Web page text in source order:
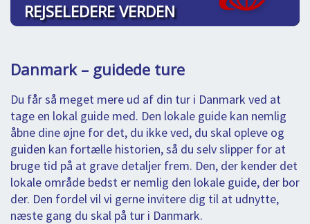
REJSELEDERE VERDEN
Danmark – guidede ture
Du får så meget mere ud af din tur i Danmark ved at
tage en lokal guide med. Den lokale guide kan nemlig
åbne dine øjne for det, du ikke ved, du skal opleve og
guiden kan fortælle historien, så du selv slipper for at
bruge tid på at grave detaljer frem. Den, der kender det
lokale område bedst er nemlig den lokale guide, der bor
der. Den fordel vil vi gerne invitere dig til at udnytte,
næste gang du skal på tur i Danmark.